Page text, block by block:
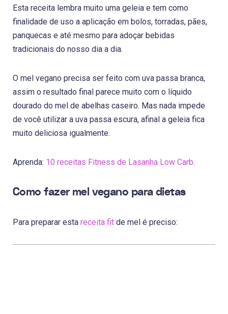
Esta receita lembra muito uma geleia e tem como
finalidade de uso a aplicação em bolos, torradas, pães,
panquecas e até mesmo para adoçar bebidas
tradicionais do nosso dia a dia.
O mel vegano precisa ser feito com uva passa branca,
assim o resultado final parece muito com o líquido
dourado do mel de abelhas caseiro. Mas nada impede
de você utilizar a uva passa escura, afinal a geleia fica
muito deliciosa igualmente.
Aprenda: 10 receitas Fitness de Lasanha Low Carb.
Como fazer mel vegano para dietas
Para preparar esta receita fit de mel é preciso: